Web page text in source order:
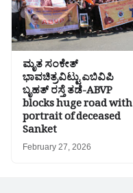
ಮೃತ ಸಂಕೇತ್
ಭಾವಚಿತ್ರವಿಟ್ಟು ಎಬಿವಿಪಿ
ಬೃಹತ್ ರಸ್ತೆ ತಡೆ-ABVP
blocks huge road with
portrait of deceased
Sanket
February 27, 2026